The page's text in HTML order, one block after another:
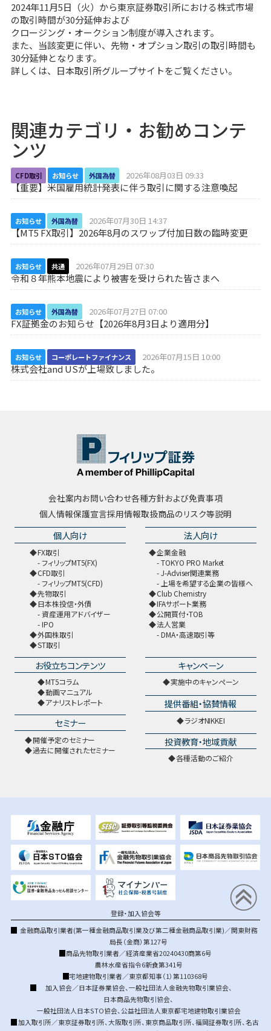
2024年11月5日（火）から東京証券取引所における株式市場
の取引時間が30分延伸および
クロージング・オークション制度が導入されます。
また、当該変更に伴い、先物・オプション取引の取引時間も
30分延伸となります。
詳しくは、 日本取引所グループサイトをご覧ください。
関連カテゴリ・お勧めコンテ
ンツ
CFD取引 お知らせ 外国為替 2026年08月03日 09:33
【重要】米国雇用統計発表に伴う取引に関する注意喚起
お知らせ 外国為替 2026年07月30日 14:37
【MT5 FX取引】2026年8月のスワップ付加日数の臨時変更
お知らせ 共通 2026年07月29日 07:30
令和８年熊本地震により被害を受けられた皆さまへ
お知らせ 外国為替 2026年07月27日 07:00
FX証拠金のお知らせ【2026年8月3日より適用分】
お知らせ コーポレートファイナンス 2026年07月15日 10:00
株式会社and USが上場致しました。
会社案内お問い合わせ各種方針および免責事項
個人情報保護宣言採用情報取扱商品のリスク等説明
個人向け
FX取引
フィリップMT5(FX)
CFD取引
フィリップMT5(CFD)
先物取引
日本株投信・外債
資産運用アドバイザー
IPO
外国株取引
ST取引
法人向け
企業金融
TOKYO PRO Market
J-Adviser関連業務
上場を希望する企業の皆様へ
Club Chemistry
IFAサポート業務
公開買付・TOB
法人営業
DMA・高速取引等
お役立ちコンテンツ
MT5コラム
動画マニュアル
アナリストレポート
セミナー
開催予定のセミナー
過去に開催されたセミナー
キャンペーン
実施中のキャンペーン
提供番組・協賛情報
ラジオNIKKEI
投資教育・地域貢献
各種活動のご紹介
登録・加入協会等
金融商品取引業者(第一種金融商品取引業及び第二種金融商品取引業)／関東財務
局長（金商）第127号
商品先物取引業者／経済産業省20240430商第6号
農林水産省指令6新食第341号
宅地建物取引業者／東京都知事（1）第110368号
加入協会／日本証券業協会、 一般社団法人金融先物取引業協会、
日本商品先物取引協会、
一般社団法人日本STO協会、 公益社団法人東京都宅地建物取引業協会
加入取引所／東京証券取引所、大阪取引所、 東京商品取引所、福岡証券取引所、名古